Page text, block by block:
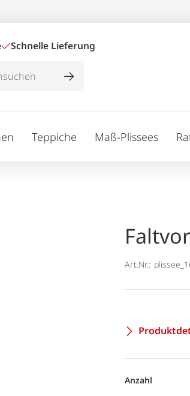
Schnelle Lieferung
Teppiche Maß-Plissees
Art.Nr.:
Anzahl